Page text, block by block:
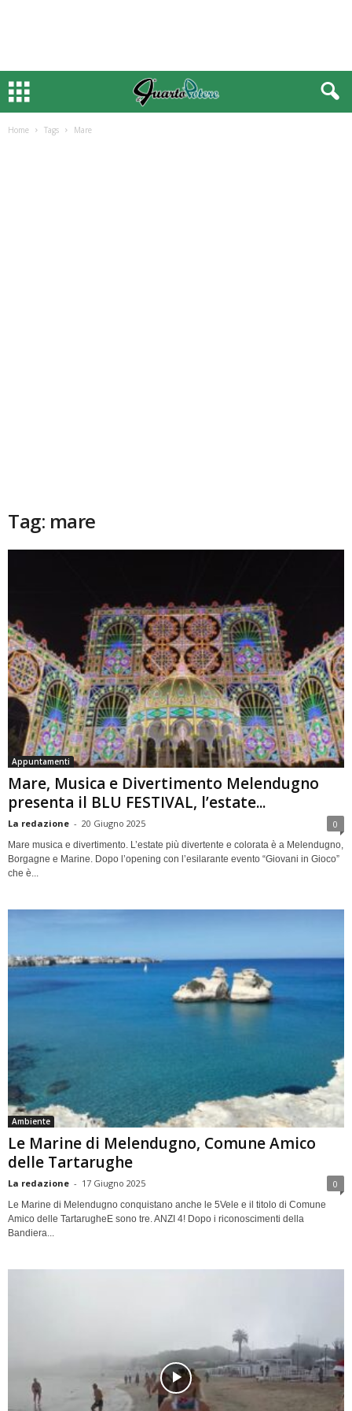
Tag: mare
Appuntamenti
Mare, Musica e Divertimento Melendugno
presenta il BLU FESTIVAL, l’estate...
La redazione 20 Giugno 2025
Mare musica e divertimento. L’estate più divertente e colorata è a Melendugno,
Borgagne e Marine. Dopo l’opening con l’esilarante evento “Giovani in Gioco”
che è...
Ambiente
Le Marine di Melendugno, Comune Amico
delle Tartarughe
La redazione - 17 Giugno 2025
Le Marine di Melendugno conquistano anche le 5Vele e il titolo di Comune
Amico delle TartarugheE sono tre. ANZI 4! Dopo i riconoscimenti della
Bandiera...